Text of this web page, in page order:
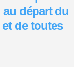
départ du
de toutes